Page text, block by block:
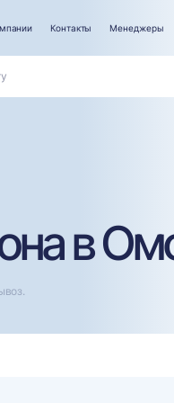
Контакты Менеджеры
в